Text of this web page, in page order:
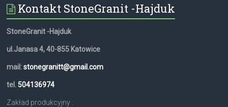
Kontakt StoneGranit -Hajduk
StoneGranit -Hajduk
ul.Janasa 4, 40-855 Katowice
mail:stonegranitt@gmail.com
tel. 504136974
Zakład produkcyjny :